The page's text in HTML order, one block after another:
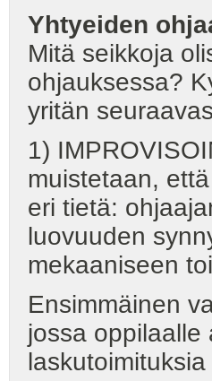
Yhtyeiden
Mitä seikkoja
ohjauksessa?
yritän
1)
muistetaan,
eri tietä:
luovuuden
mekaaniseen
Ensimmäinen
jossa oppilaalle